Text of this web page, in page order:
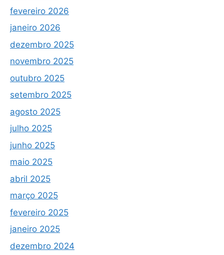
fevereiro 2026
janeiro 2026
dezembro 2025
novembro 2025
outubro 2025
setembro 2025
agosto 2025
julho 2025
junho 2025
maio 2025
abril 2025
março 2025
fevereiro 2025
janeiro 2025
dezembro 2024